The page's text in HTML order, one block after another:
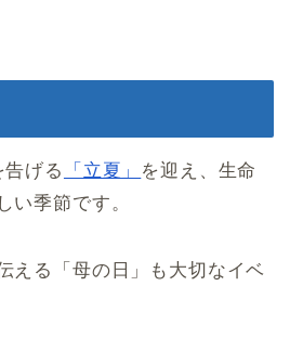
げる 「立夏」 を迎え、生命
い季節です。
える「母の日」も大切なイベ